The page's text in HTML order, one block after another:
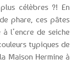
célèbres ?! En
phare, ces pâtes
l’encre de seiche
typiques de
Maison Hermine à